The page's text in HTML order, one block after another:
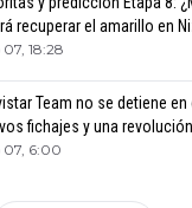
recuperar el amarillo en
18:28
Team no se detiene
fichajes y una
07, 6:00